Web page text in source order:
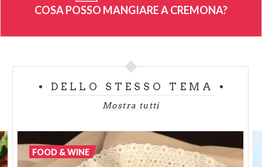
vaniglia, salame da pentola, salsiccia, verzini... gli
mancare in tavola. L’accompagnamento ideale è con
✔ IL TORRONE. E’ tra i simboli del Natale in tutta
Italia (e non solo): la paternità cremonese della
ricetta è accertata già da fonti storiche del
Cinquecento, che testimoniano come la Comunità di
Cremona inviò del torrone come dono natalizio alle
autorità spagnole del governo di Milano. Secondo la
COSA POSSO MANGIARE A CREMONA?
DELLO STESSO TEMA
Mostra tutti
FOOD & WINE